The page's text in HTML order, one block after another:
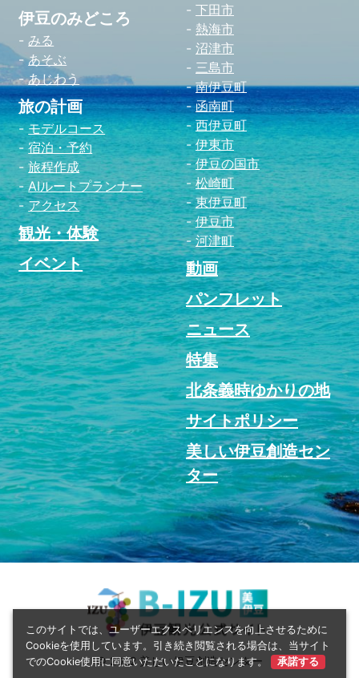
このサイトでは、ユーザーエクスペリエンスを向上させるために
Cookieを使用しています。引き続き閲覧される場合は、当サイト
でのCookie使用に同意いただいたことになります。
承諾する
伊豆のみどころ
みる
あそぶ
あじわう
旅の計画
モデルコース
宿泊・予約
旅程作成
AIルートプランナー
アクセス
観光・体験
イベント
下田市
熱海市
沼津市
三島市
南伊豆町
函南町
西伊豆町
伊東市
伊豆の国市
松崎町
東伊豆町
伊豆市
河津町
動画
パンフレット
ニュース
特集
北条義時ゆかりの地
サイトポリシー
美しい伊豆創造セン
ター
© 2022 美しい伊豆創造センター